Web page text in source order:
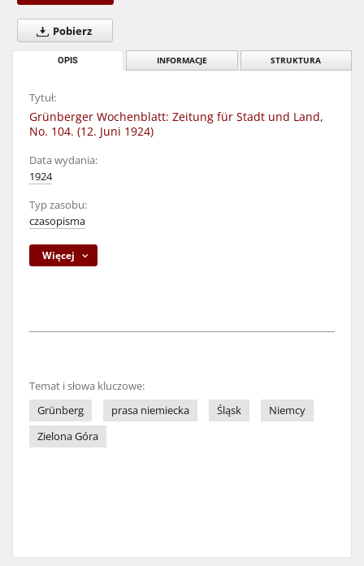
Pobierz
OPIS INFORMACJE STRUKTURA
Tytuł:
Grünberger Wochenblatt: Zeitung für Stadt und Land,
No. 104. (12. Juni 1924)
Data wydania:
1924
Typ zasobu:
czasopisma
Więcej
Temat i słowa kluczowe:
Grünberg
prasa niemiecka Śląsk
Niemcy
Zielona Góra